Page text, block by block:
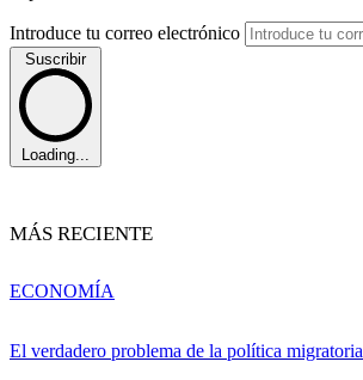
Introduce tu correo electrónico
Suscribir
Loading...
MÁS RECIENTE
El verdadero problema de la política
ECONOMÍA